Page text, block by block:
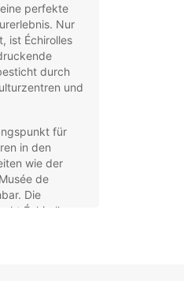
perfekte
Nur
ist Échirolles
durch
und
für
in den
wie der
de
Die
Échirolles